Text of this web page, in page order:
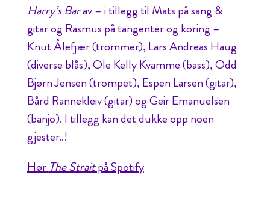
Harry’s Barav – i tillegg til Mats på sang &
gitar og Rasmus på tangenter og koring –
Knut Ålefjær (trommer), Lars Andreas Haug
(diverse blås), Ole Kelly Kvamme (bass), Odd
Bjørn Jensen (trompet), Espen Larsen (gitar),
Bård Rannekleiv (gitar) og Geir Emanuelsen
(banjo). I tillegg kan det dukke opp noen
gjester..!
HørThe Straitpå Spotify